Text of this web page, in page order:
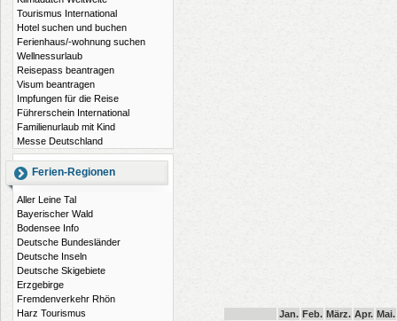
Tourismus International
Hotel suchen und buchen
Ferienhaus/-wohnung suchen
Wellnessurlaub
Reisepass beantragen
Visum beantragen
Impfungen für die Reise
Führerschein International
Familienurlaub mit Kind
Messe Deutschland
Ferien-Regionen
Aller Leine Tal
Bayerischer Wald
Bodensee Info
Deutsche Bundesländer
Deutsche Inseln
Deutsche Skigebiete
Erzgebirge
Fremdenverkehr Rhön
Harz Tourismus
Jan. Feb. März. Apr. Mai.